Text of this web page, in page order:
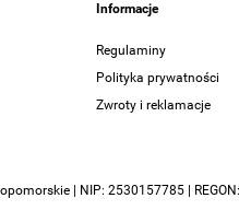
Informacje
Regulaminy
Polityka prywatności
Zwroty i reklamacje
| NIP: 2530157785 |